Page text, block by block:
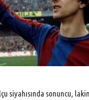
siyahısında sonuncu,